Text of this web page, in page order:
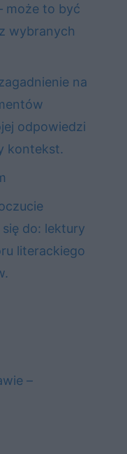
może to być
wybranych
na
odpowiedzi
kontekst.
się do: lektury
literackiego
–